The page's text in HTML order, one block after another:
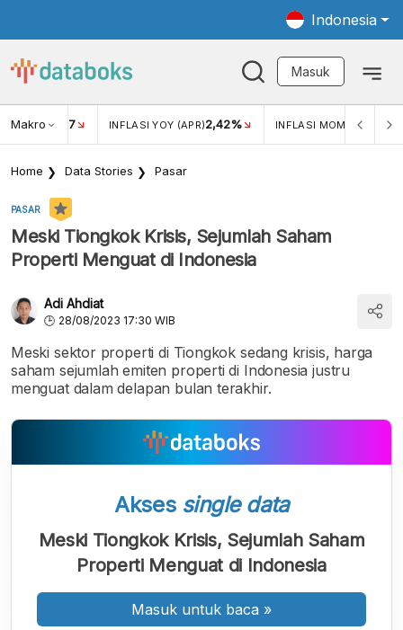
Indonesia
Masuk
Makro
USD/IDR 17 INFLASI YOY (APR)2,42% INFLASI MOM (MAR)
Home Data Stories Pasar
PASAR
Meski Tiongkok Krisis, Sejumlah Saham
Properti Menguat di Indonesia
Adi Ahdiat
28/08/2023 17:30 WIB
Meski sektor properti di Tiongkok sedang krisis, harga
saham sejumlah emiten properti di Indonesia justru
menguat dalam delapan bulan terakhir.
Akses single data
Meski Tiongkok Krisis, Sejumlah Saham
Properti Menguat di Indonesia
Masuk untuk baca »